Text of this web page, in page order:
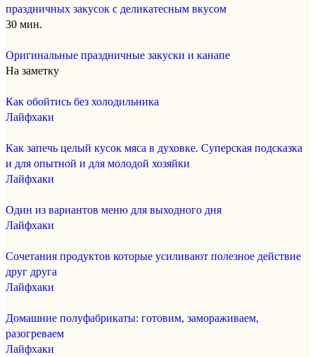
праздничных закусок с деликатесным вкусом
30 мин.
Оригинальные праздничные закуски и канапе
На заметку
Как обойтись без холодильника
Лайфхаки
Как запечь целый кусок мяса в духовке. Суперская подсказка
и для опытной и для молодой хозяйки
Лайфхаки
Один из вариантов меню для выходного дня
Лайфхаки
Сочетания продуктов которые усиливают полезное действие
друг друга
Лайфхаки
Домашние полуфабрикаты: готовим, замораживаем,
разогреваем
Лайфхаки